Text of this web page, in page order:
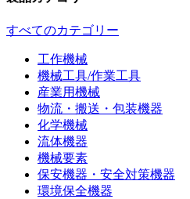
すべてのカテゴリー
工作機械
機械工具/作業工具
産業用機械
物流・搬送・包装機器
化学機械
流体機器
機械要素
保安機器・安全対策機器
環境保全機器